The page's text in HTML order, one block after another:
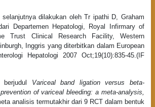
dilakukan oleh Tr ipathi D, Graham
Departemen Hepatologi, Royal Infirmary of
Trust Clinical Research Facility, Western
Inggris yang diterbitkan dalam European
Hepatologi 2007 Oct;19(10):835-45.(IF
berjudul
Variceal band ligation versus beta-
of variceal bleeding: a meta-analysis,
analisis termutakhir dari 9 RCT dalam bentuk